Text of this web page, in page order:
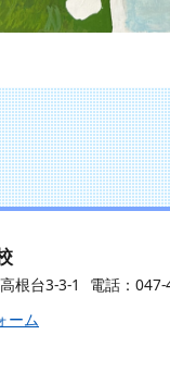
根台3-3-1
電話：
ーム